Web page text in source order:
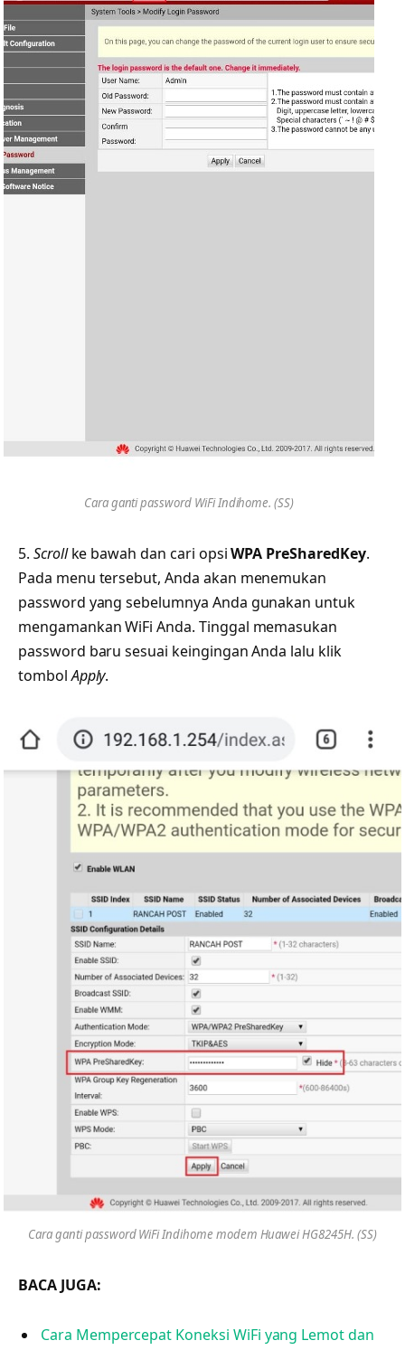
Cara ganti password WiFi Indihome. (SS)
5. Scrollke bawah dan cari opsiWPA PreSharedKey.
Pada menu tersebut, Anda akan menemukan
password yang sebelumnya Anda gunakan untuk
mengamankan WiFi Anda. Tinggal memasukan
password baru sesuai keingingan Anda lalu klik
tombolApply.
Cara ganti password WiFi Indihome modem Huawei HG8245H. (SS)
BACA JUGA:
Cara Mempercepat Koneksi WiFi yang Lemot dan